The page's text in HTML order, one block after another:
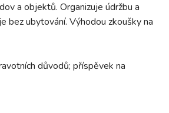
a objektů. Organizuje údržbu a
bez ubytování. Výhodou zkoušky na
důvodů; příspěvek na